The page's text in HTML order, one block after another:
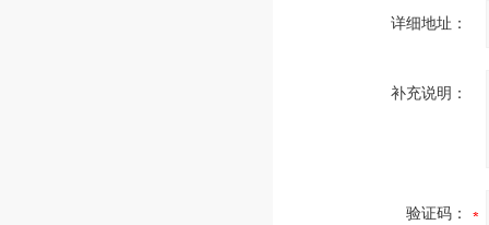
详细地址：
补充说明：
验证码：